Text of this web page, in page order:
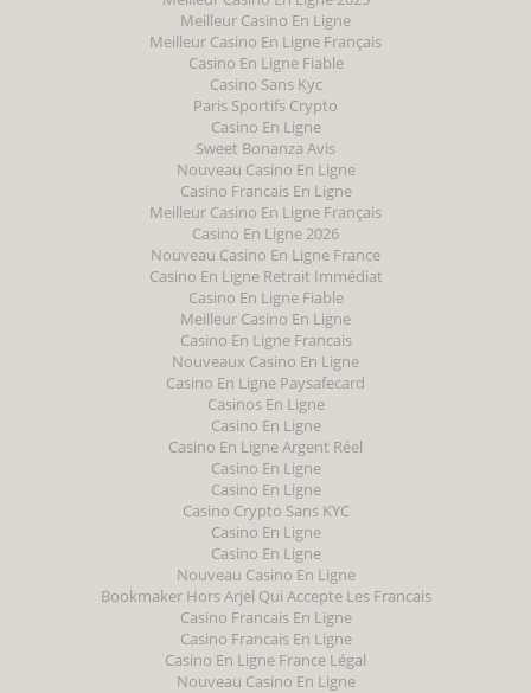
Meilleur Casino En Ligne
Meilleur Casino En Ligne Français
Casino En Ligne Fiable
Casino Sans Kyc
Paris Sportifs Crypto
Casino En Ligne
Sweet Bonanza Avis
Nouveau Casino En Ligne
Casino Francais En Ligne
Meilleur Casino En Ligne Français
Casino En Ligne 2026
Nouveau Casino En Ligne France
Casino En Ligne Retrait Immédiat
Casino En Ligne Fiable
Meilleur Casino En Ligne
Casino En Ligne Francais
Nouveaux Casino En Ligne
Casino En Ligne Paysafecard
Casinos En Ligne
Casino En Ligne
Casino En Ligne Argent Réel
Casino En Ligne
Casino En Ligne
Casino Crypto Sans KYC
Casino En Ligne
Casino En Ligne
Nouveau Casino En Ligne
Bookmaker Hors Arjel Qui Accepte Les Francais
Casino Francais En Ligne
Casino Francais En Ligne
Casino En Ligne France Légal
Nouveau Casino En Ligne